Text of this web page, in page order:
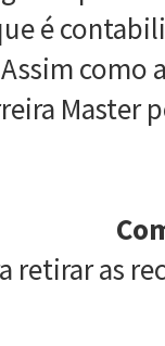
é
Assim como
Master
retirar as